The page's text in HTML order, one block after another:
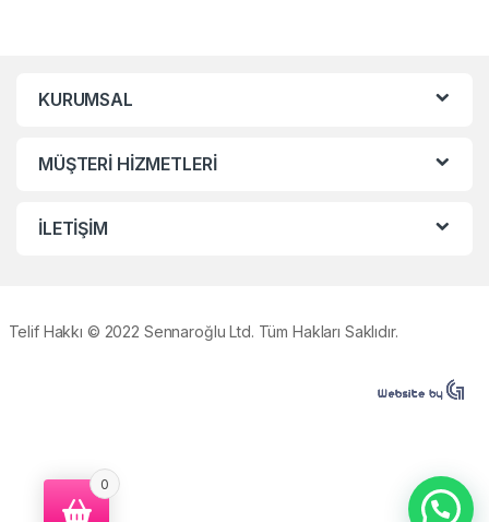
KURUMSAL
MÜŞTERİ HİZMETLERİ
İLETİŞİM
Telif Hakkı © 2022 Sennaroğlu Ltd. Tüm Hakları Saklıdır.
0